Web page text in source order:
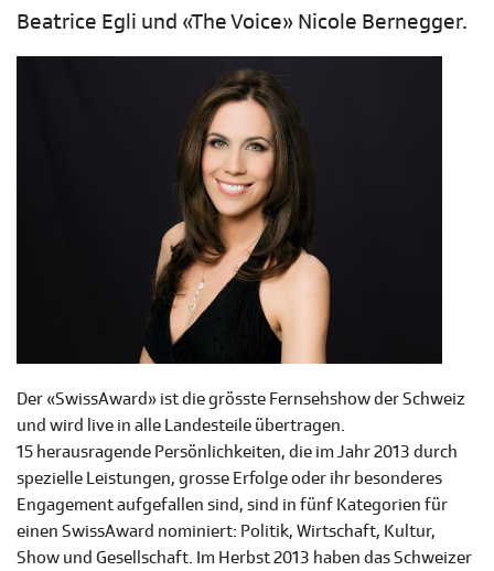
Beatrice Egli und «The Voice» Nicole Bernegger.
Der «SwissAward» ist die grösste Fernsehshow der Schweiz
und wird live in alle Landesteile übertragen.
15 herausragende Persönlichkeiten, die im Jahr 2013 durch
spezielle Leistungen, grosse Erfolge oder ihr besonderes
Engagement aufgefallen sind, sind in fünf Kategorien für
einen SwissAward nominiert: Politik, Wirtschaft, Kultur,
Show und Gesellschaft. Im Herbst 2013 haben das Schweizer